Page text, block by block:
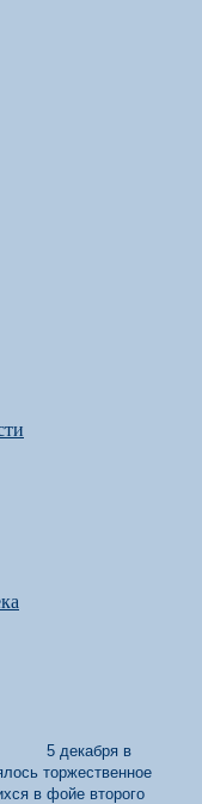
5 декабря в
торжественное
в фойе второго